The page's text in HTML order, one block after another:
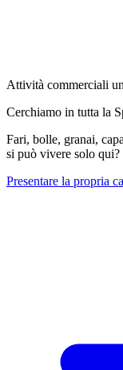
Attività commerciali
Cerchiamo in tutta la
Fari, bolle, granai,
si può vivere solo qui?
Presentare la propria